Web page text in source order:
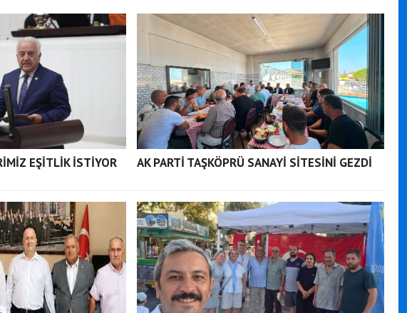
EŞİTLİK İSTİYOR AK PARTİ TAŞKÖPRÜ SANAYİ SİTESİNİ GEZDİ